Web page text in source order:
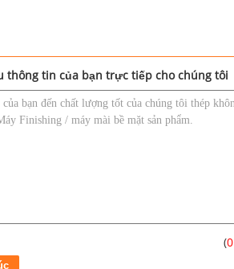
thông tin của bạn trực tiếp cho chúng tôi
(0